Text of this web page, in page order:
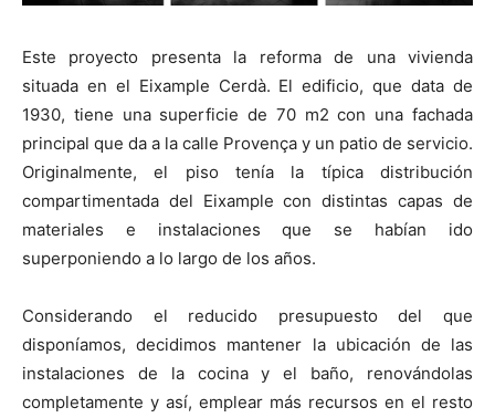
Este proyecto presenta la reforma de una vivienda
situada en el Eixample Cerdà. El edificio, que data de
1930, tiene una superficie de 70 m2 con una fachada
principal que da a la calle Provença y un patio de servicio.
Originalmente, el piso tenía la típica distribución
compartimentada del Eixample con distintas capas de
materiales e instalaciones que se habían ido
superponiendo a lo largo de los años.
Considerando el reducido presupuesto del que
disponíamos, decidimos mantener la ubicación de las
instalaciones de la cocina y el baño, renovándolas
completamente y así, emplear más recursos en el resto